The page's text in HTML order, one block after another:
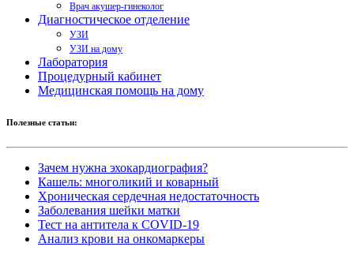
Врач акушер-гинеколог
Диагностическое отделение
УЗИ
УЗИ на дому
Лаборатория
Процедурный кабинет
Медицинская помощь на дому
Полезные статьи:
Зачем нужна эхокардиография?
Кашель: многоликий и коварный
Хроническая сердечная недостаточность
Заболевания шейки матки
Тест на антитела к COVID-19
Анализ крови на онкомаркеры